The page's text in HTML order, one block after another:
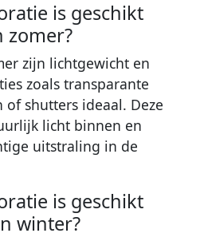
is geschikt
zomer?
zijn lichtgewicht en
zoals transparante
shutters ideaal. Deze
licht binnen en
uitstraling in de
is geschikt
winter?